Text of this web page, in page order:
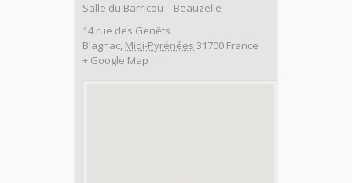
Salle du Barricou – Beauzelle
14 rue des Genêts
Blagnac, Midi-Pyrénées 31700 France
+ Google Map